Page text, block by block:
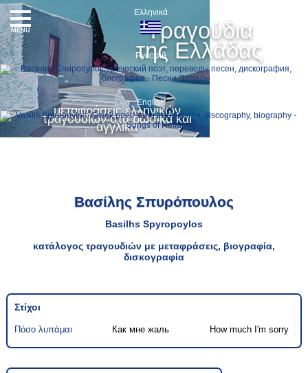
Τραγούδια
της Ελλάδας
μεταφράσεις ελληνικών
τραγουδιών στα ρωσικά και
αγγλικά
Ελληνικά
Русский
English
MENU
Βασίλης Σπυρόπουλος
Basilhs Spyropoylos
κατάλογος τραγουδιών με μεταφράσεις, βιογραφία,
δισκογραφία
Στίχοι
Πόσο λυπάμαι Как мне жаль How much I'm sorry